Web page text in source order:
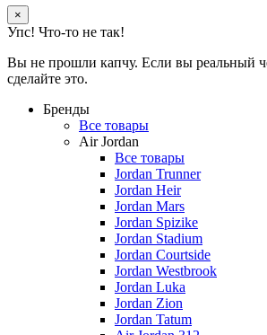
×
Упс! Что-то не так!
Вы не прошли капчу. Если вы реальный
сделайте это.
Бренды
Все товары
Air Jordan
Все товары
Jordan Trunner
Jordan Heir
Jordan Mars
Jordan Spizike
Jordan Stadium
Jordan Courtside
Jordan Westbrook
Jordan Luka
Jordan Zion
Jordan Tatum